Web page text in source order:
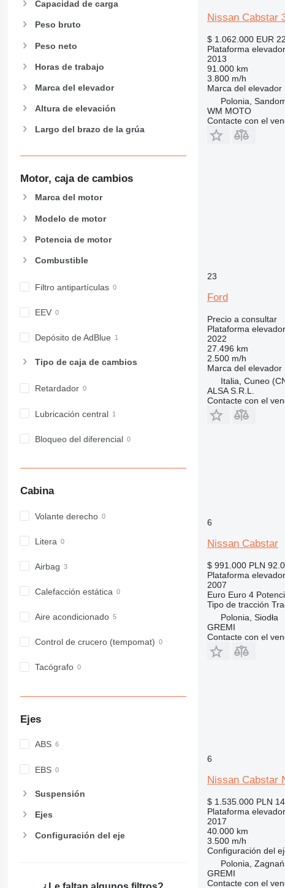
Capacidad de carga
Peso bruto
Peso neto
Horas de trabajo
Marca del elevador
Altura de elevación
Largo del brazo de la grúa
Motor, caja de cambios
Marca del motor
Modelo de motor
Potencia de motor
Combustible
Filtro antipartículas
EEV
Depósito de AdBlue
Tipo de caja de cambios
Retardador
Lubricación central
Bloqueo del diferencial
Cabina
Volante derecho
Litera
Airbag
Calefacción estática
Aire acondicionado
Control de crucero (tempomat)
Tacógrafo
Ejes
ABS
EBS
Suspensión
Ejes
Configuración del eje
Nissan Cabstar
$ 1.062.000 EUR
Plataforma
2013
91.000 km
3.800 m/h
Marca del elevador
Polonia,
WM MOTO
Contacte con el
23
Ford
Precio a consultar
Plataforma
2022
27.496 km
2.500 m/h
Marca del elevador
Italia, Cuneo
ALSA S.R.L.
Contacte con el
6
Nissan Cabstar
$ 991.000 PLN
Plataforma
2007
Euro Euro 4
Tipo de tracción
Polonia, Siodła
GREMI
Contacte con el
6
Nissan Cabstar
$ 1.535.000 PLN
Plataforma
2017
40.000 km
3.500 m/h
Configuración del
Polonia,
GREMI
Contacte con el